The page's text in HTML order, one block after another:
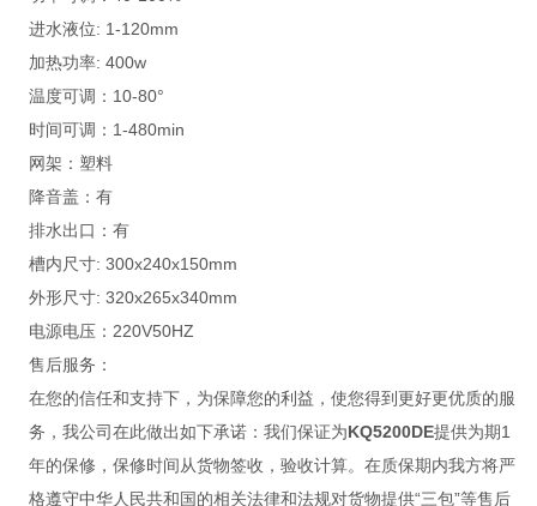
进水液位: 1-120mm
加热功率: 400w
温度可调：10-80°
时间可调：1-480min
网架：塑料
降音盖：有
排水出口：有
槽内尺寸: 300x240x150mm
外形尺寸: 320x265x340mm
电源电压：220V50HZ
售后服务：
在您的信任和支持下，为保障您的利益，使您得到更好更优质的服
务，我公司在此做出如下承诺：我们保证为KQ5200DE提供为期1
年的保修，保修时间从货物签收，验收计算。在质保期内我方将严
格遵守中华人民共和国的相关法律和法规对货物提供“三包”等售后